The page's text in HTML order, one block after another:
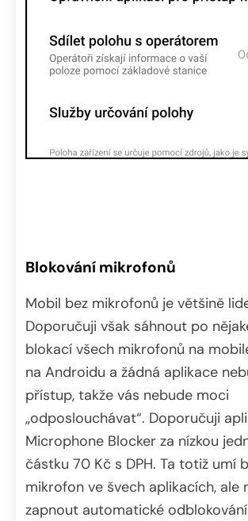
Blokování mikrofonů
Mobil bez mikrofonů je většině
Doporučuji však sáhnout po
blokací všech mikrofonů na
na Androidu a žádná aplikace
přístup, takže vás nebude moci
„odposlouchávat“. Doporučuji
Microphone Blocker za nízkou
částku 70 Kč s DPH. Ta totiž umí
mikrofon ve švech aplikacích, ale
zapnout automatické